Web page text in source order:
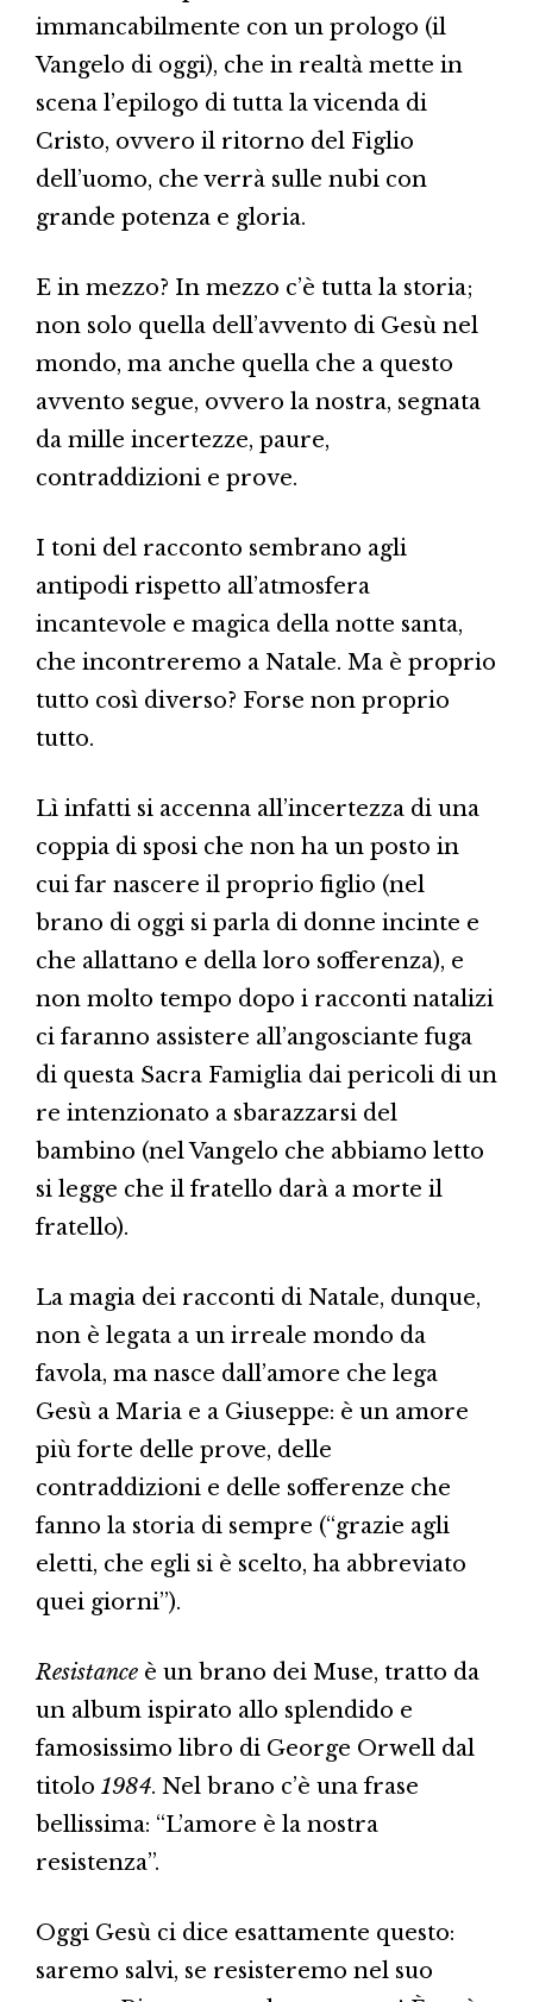
immancabilmente con un prologo (il
Vangelo di oggi), che in realtà mette in
scena l’epilogo di tutta la vicenda di
Cristo, ovvero il ritorno del Figlio
dell’uomo, che verrà sulle nubi con
grande potenza e gloria.
E in mezzo? In mezzo c’è tutta la storia;
non solo quella dell’avvento di Gesù nel
mondo, ma anche quella che a questo
avvento segue, ovvero la nostra, segnata
da mille incertezze, paure,
contraddizioni e prove.
I toni del racconto sembrano agli
antipodi rispetto all’atmosfera
incantevole e magica della notte santa,
che incontreremo a Natale. Ma è proprio
tutto così diverso? Forse non proprio
tutto.
Lì infatti si accenna all’incertezza di una
coppia di sposi che non ha un posto in
cui far nascere il proprio figlio (nel
brano di oggi si parla di donne incinte e
che allattano e della loro sofferenza), e
non molto tempo dopo i racconti natalizi
ci faranno assistere all’angosciante fuga
di questa Sacra Famiglia dai pericoli di un
re intenzionato a sbarazzarsi del
bambino (nel Vangelo che abbiamo letto
si legge che il fratello darà a morte il
fratello).
La magia dei racconti di Natale, dunque,
non è legata a un irreale mondo da
favola, ma nasce dall’amore che lega
Gesù a Maria e a Giuseppe: è un amore
più forte delle prove, delle
contraddizioni e delle sofferenze che
fanno la storia di sempre (“grazie agli
eletti, che egli si è scelto, ha abbreviato
quei giorni”).
Resistance è un brano dei Muse, tratto da
un album ispirato allo splendido e
famosissimo libro di George Orwell dal
titolo 1984. Nel brano c’è una frase
bellissima: “L’amore è la nostra
resistenza”.
Oggi Gesù ci dice esattamente questo:
saremo salvi, se resisteremo nel suo